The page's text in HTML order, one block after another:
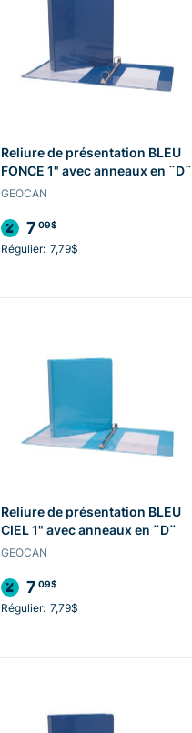
Reliure de présentation BLEU
FONCE 1" avec anneaux en ¨D¨
GEOCAN
7 09$
Régulier: 7,79$
Reliure de présentation BLEU
CIEL 1" avec anneaux en ¨D¨
GEOCAN
7 09$
Régulier: 7,79$